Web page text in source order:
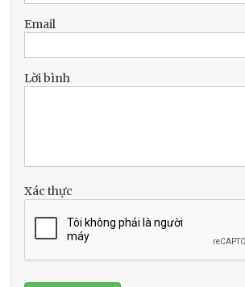
Email
Lời bình
Xác thực